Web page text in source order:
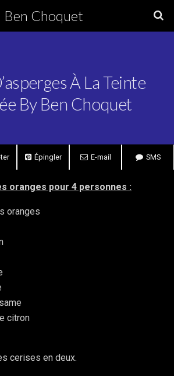
Ben Choquet
À La Teinte
By Ben Choquet
Épingler E-mail SMS
oranges pour 4 personnes :
oranges
citron
cerises en deux.